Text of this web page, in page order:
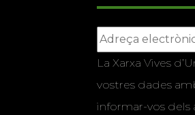
La Xarxa Vives
vostres dades
informar-vos dels